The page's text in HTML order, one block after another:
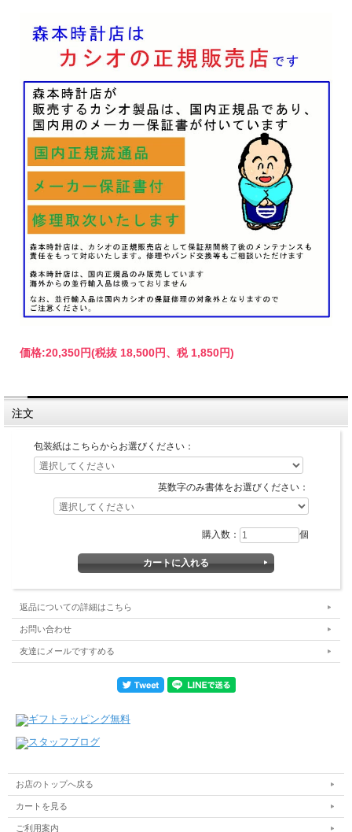
価格:20,350円(税抜 18,500円、税 1,850円)
注文
包装紙はこちらからお選びください：
英数字のみ書体をお選びください：
購入数： 個
返品についての詳細はこちら
お問い合わせ
友達にメールですすめる
お店のトップへ戻る
カートを見る
ご利用案内